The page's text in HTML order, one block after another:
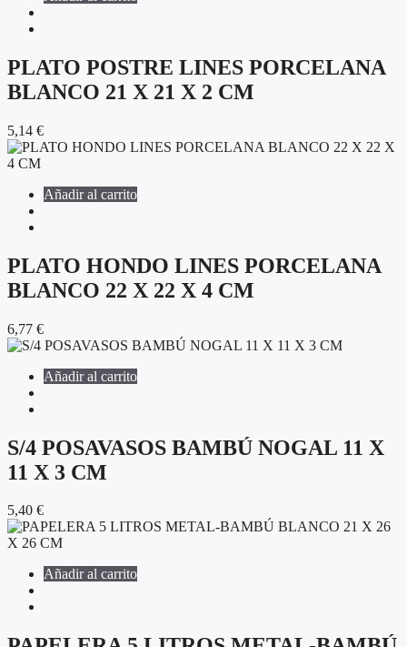
PLATO POSTRE LINES PORCELANA
BLANCO 21 X 21 X 2 CM
5,14 €
Añadir al carrito
PLATO HONDO LINES PORCELANA
BLANCO 22 X 22 X 4 CM
6,77 €
Añadir al carrito
S/4 POSAVASOS BAMBÚ NOGAL 11 X
11 X 3 CM
5,40 €
Añadir al carrito